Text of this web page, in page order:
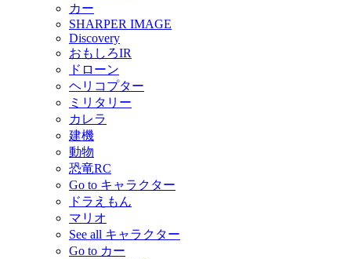
カー
SHARPER IMAGE
Discovery
おもしろIR
ドローン
ヘリコプター
ミリタリー
カレラ
建機
動物
恐竜RC
Go to キャラクター
ドラえもん
マリオ
See all キャラクター
Go to カー